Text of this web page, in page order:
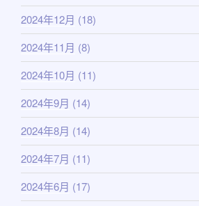
2024年12月 (18)
2024年11月 (8)
2024年10月 (11)
2024年9月 (14)
2024年8月 (14)
2024年7月 (11)
2024年6月 (17)